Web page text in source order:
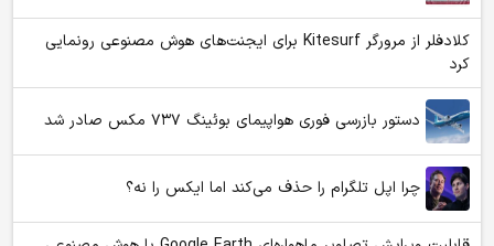
کلادفلر از مرورگر Kitesurf برای ایجنت‌های هوش مصنوعی رونمایی
کرد
دستور بازرسی فوری هواپیمای بوئینگ ۷۳۷ مکس صادر شد
چرا اپل تلگرام را حذف می‌کند اما ایکس را نه؟